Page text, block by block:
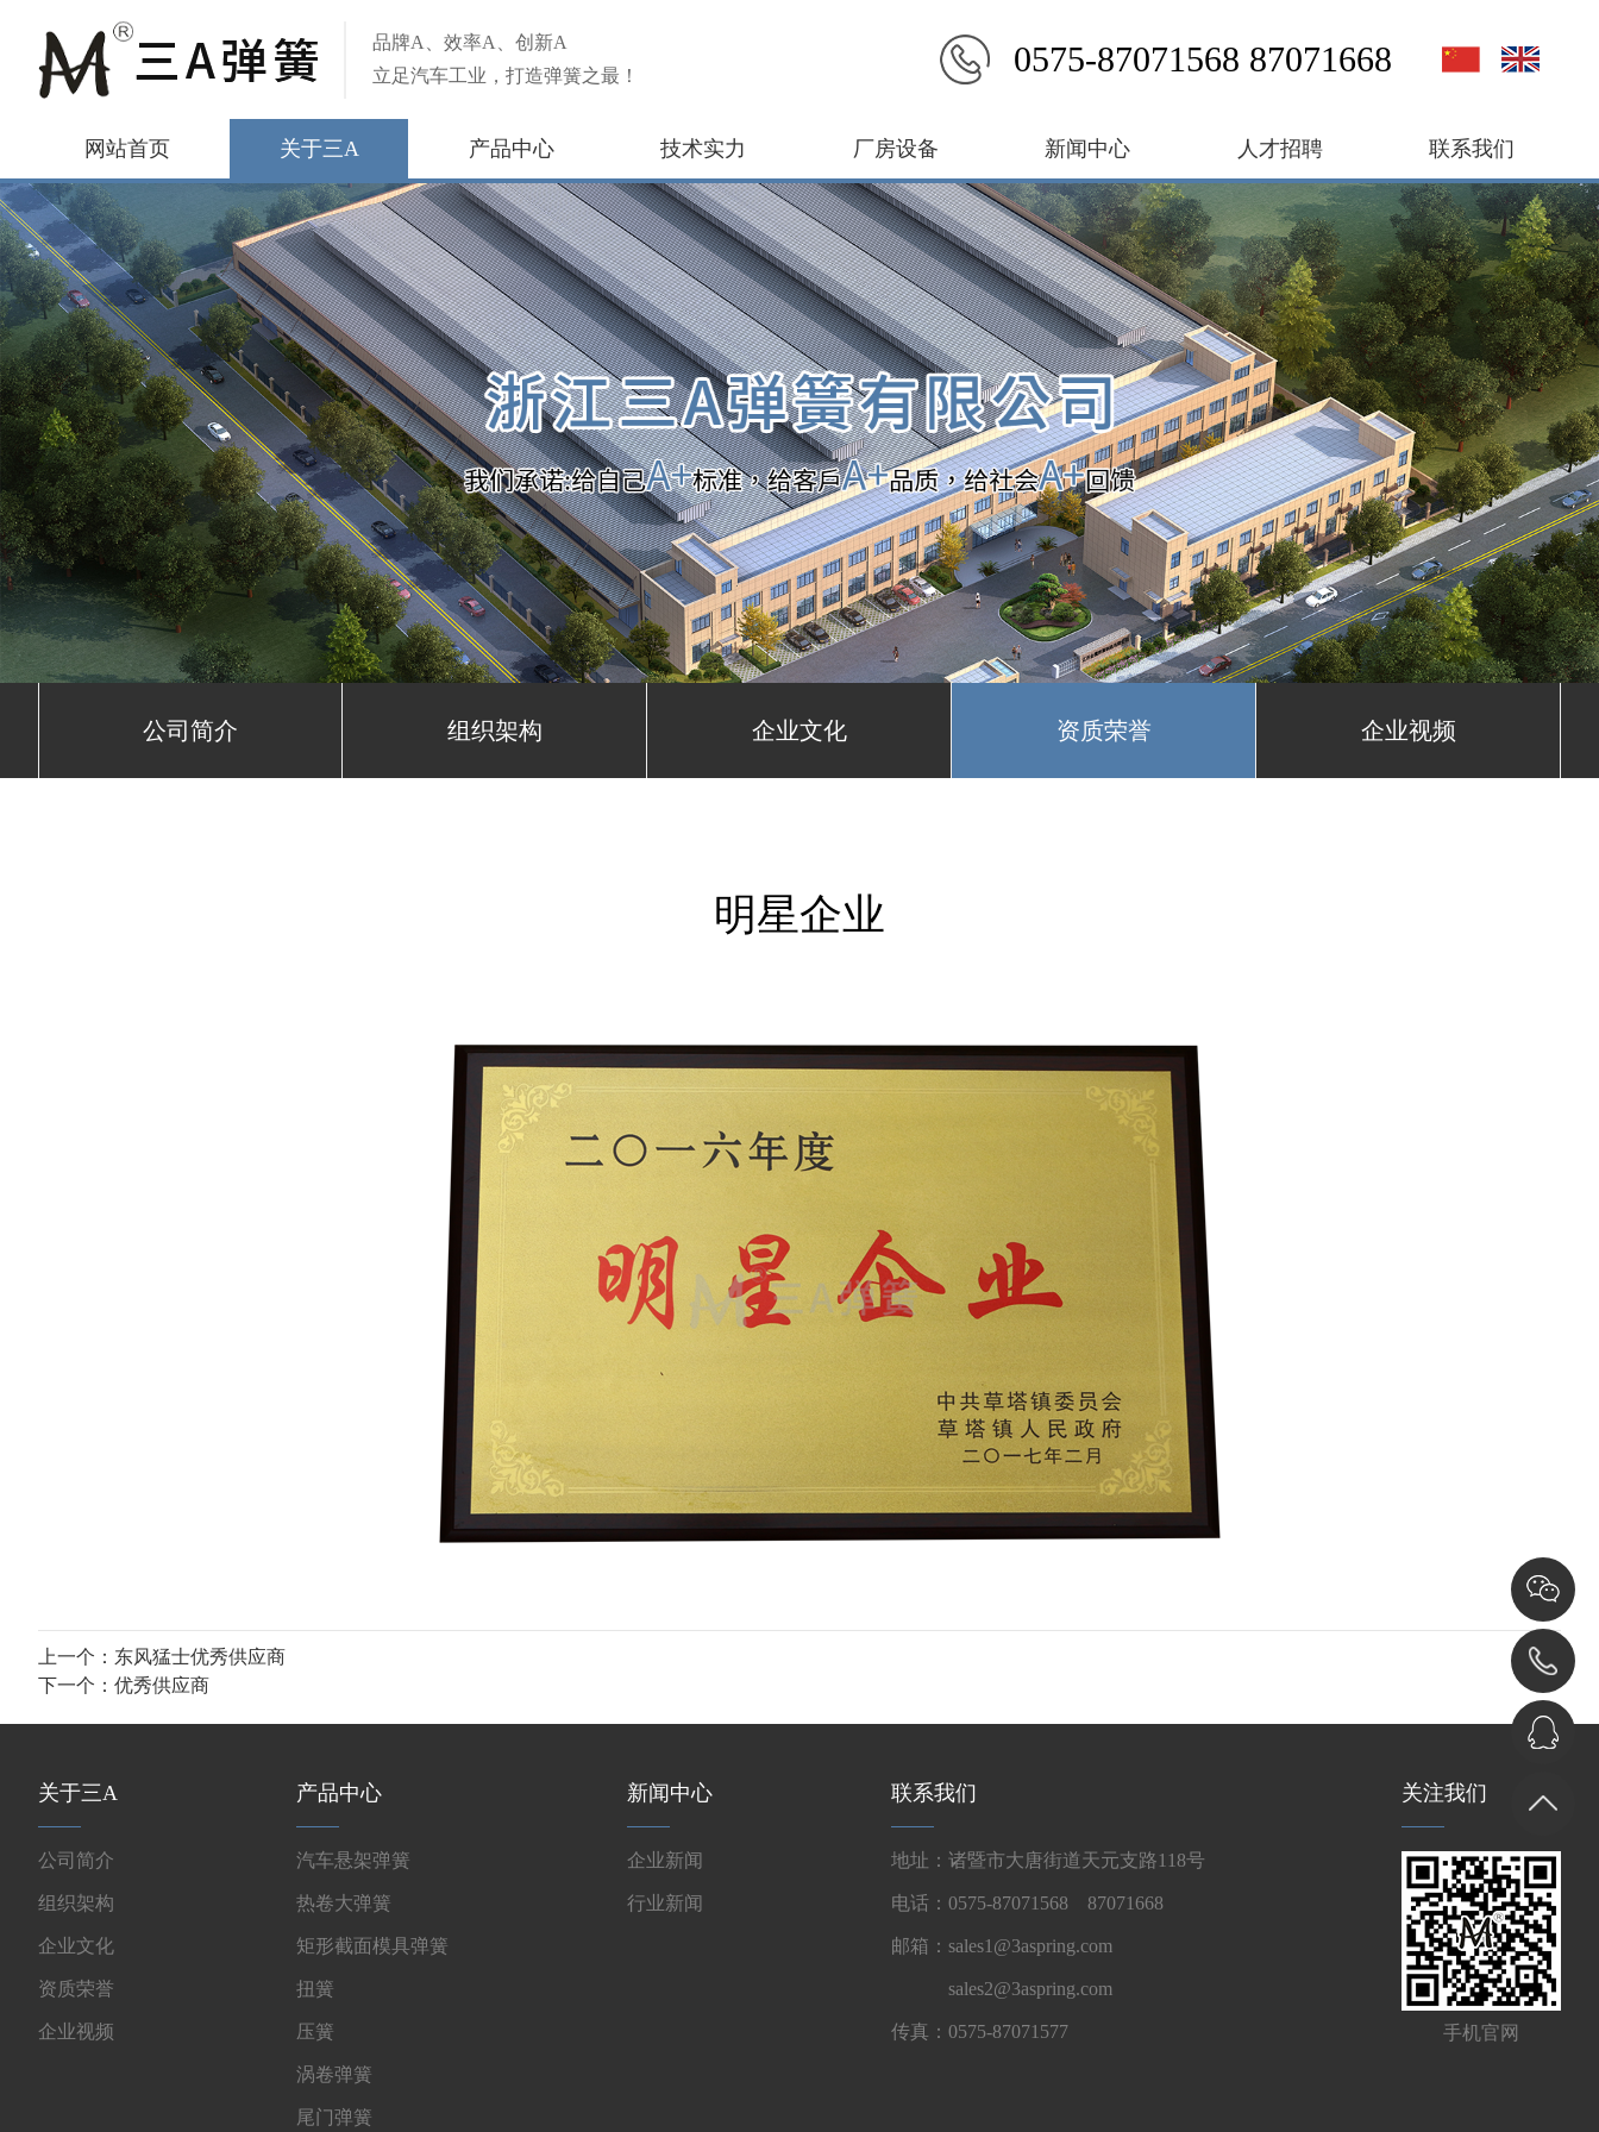
品牌A、效率A、创新A
立足汽车工业，打造弹簧之最！
0575-87071568 87071668
网站首页 关于三A 产品中心 技术实力 厂房设备 新闻中心 人才招聘 联系我们
公司简介 组织架构 企业文化 资质荣誉 企业视频
明星企业
上一个： 东风猛士优秀供应商
下一个： 优秀供应商
关于三A
公司简介
组织架构
企业文化
资质荣誉
企业视频
产品中心
汽车悬架弹簧
热卷大弹簧
矩形截面模具弹簧
扭簧
压簧
涡卷弹簧
尾门弹簧
新闻中心
企业新闻
行业新闻
联系我们
地址：诸暨市大唐街道天元支路118号
电话：0575-87071568 87071668
邮箱：sales1@3aspring.com
sales2@3aspring.com
传真：0575-87071577
关注我们
手机官网